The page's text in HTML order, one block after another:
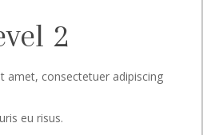
2
amet, consectetuer adipiscing
eu risus.